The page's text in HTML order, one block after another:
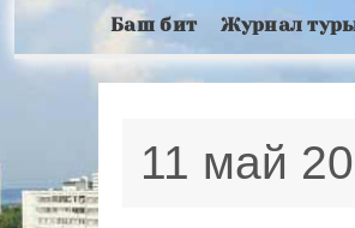
Баш бит Журнал
11 май